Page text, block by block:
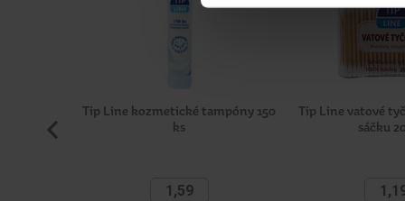
Tip Line kozmetické tampóny 150
ks
1,59
Tip Line vatové
sáčku
1,